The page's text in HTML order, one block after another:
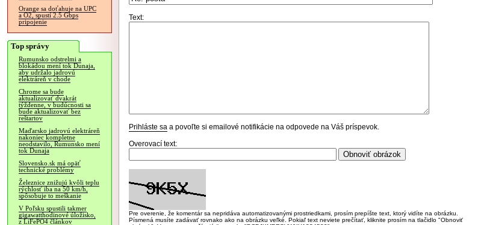
Orange sa doťahuje na UPC
a O2, spustí 2.5 Gbps
pripojenie
Top správy
Rumunsko odstrelmi a
blokádou mení tok Dunaja,
aby udržalo jadrovú
elektráreň v chode
Chrome sa bude
aktualizovať dvakrát
týždenne, v budúcnosti sa
bude aktualizovať bez
reštartov
Maďarsko jadrovú elektráreň
nakoniec kompletne
neodstavilo, Rumunsko mení
tok Dunaja
Slovensko.sk má opäť
technické problémy
Železnice znižujú kvôli teplu
rýchlosť iba na 50 km/h,
spôsobuje to meškanie
V Poľsku spustili takmer
gigawatthodinové úložisko,
z LiFePO4 článkov
Text:
Prihláste sa a povoľte si emailové notifikácie na odpovede na Váš príspevok.
Overovací text:
Pre overenie, že komentár sa nepridáva automatizovanými prostriedkami, prosím prepíšte text, ktorý vidíte na obrázku.
Písmená musíte zadávať rovnako ako na obrázku veľké. Pokiaľ text neviete prečítať, kliknite prosím na tlačidlo "Obnoviť